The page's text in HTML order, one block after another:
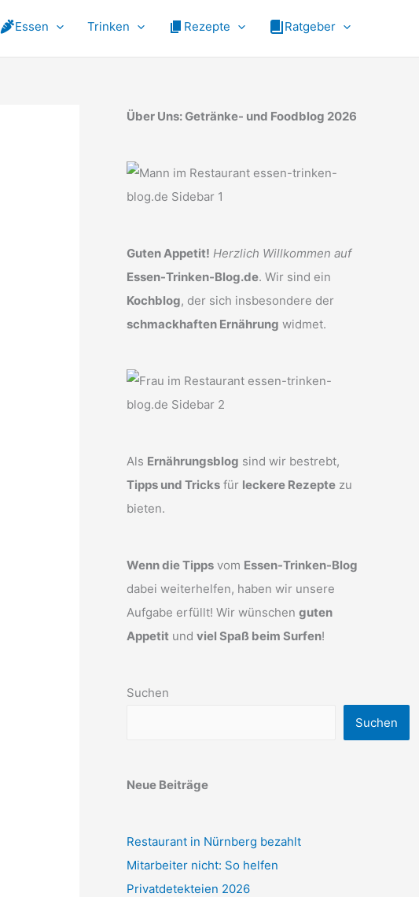
Essen Trinken Rezepte Ratgeber
Über Uns: Getränke- und Foodblog 2026
Guten Appetit! Herzlich Willkommen auf
Essen-Trinken-Blog.de. Wir sind ein
Kochblog, der sich insbesondere der
schmackhaften Ernährung widmet.
Als Ernährungsblog sind wir bestrebt,
Tipps und Tricks für leckere Rezepte zu
bieten.
Wenn die Tipps vom Essen-Trinken-Blog
dabei weiterhelfen, haben wir unsere
Aufgabe erfüllt! Wir wünschen guten
Appetit und viel Spaß beim Surfen!
Suchen
Suchen
Neue Beiträge
Restaurant in Nürnberg bezahlt
Mitarbeiter nicht: So helfen
Privatdetekteien 2026